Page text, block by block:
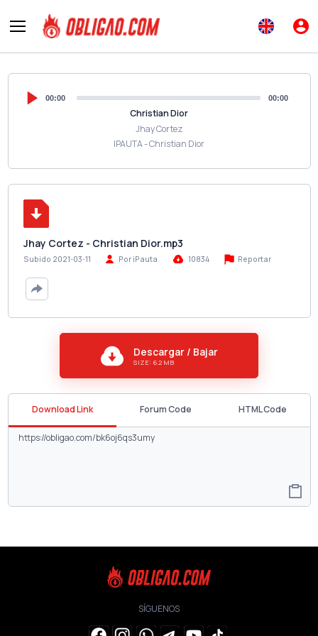
00:00 00:00
Christian Dior
Jhay Cortez
IPAUTA - Christian Dior
Jhay Cortez - Christian Dior.mp3
Subido 2021-03-11 Por iPauta 10834 Reportar
Descargar / Bajar
SIZE: 6.2 MB
Download Link Forum Code HTML Code
SÍGUENOS